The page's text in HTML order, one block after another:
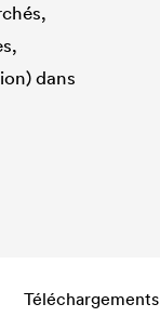
dans
Téléchargements